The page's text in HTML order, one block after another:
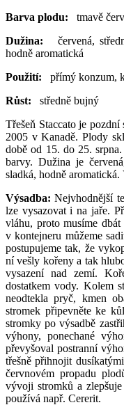
Barva plodu: tmavě
Dužina: červená,
hodně aromatická
Použití: přímý konzum,
Růst:
středně bujný
Třešeň Staccato je pozdní
2005 v Kanadě. Plody
době od 15. do 25.
barvy. Dužina je
sladká, hodně
Výsadba: Nejvhodnější
lze vysazovat i na jaře.
vláhu, proto musíme
v kontejneru můžeme
postupujeme tak, že
ní vešly kořeny a tak
vysazení nad zemí.
dostatkem vody. Kolem
neodtekla pryč, kmen
stromek připevněte ke
stromky po výsadbě
výhony, ponechané
převyšoval postranní
třešně přihnojit
červnovém propadu
vývoji stromků a
používá např. Cererit.